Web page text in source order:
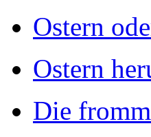
Ostern
Ostern
Die